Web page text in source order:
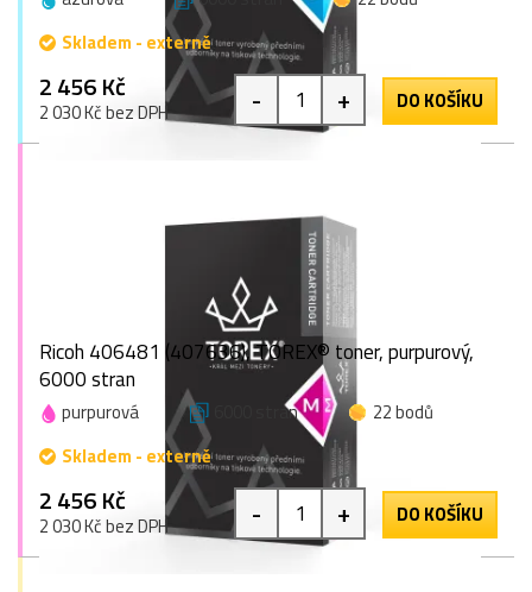
Skladem - externě
2 456 Kč
2 030 Kč bez DPH - + DO KOŠÍKU
Ricoh 406481 (407636), TOREX® toner, purpurový,
6000 stran
purpurová 6000 stran
22 bodů
Skladem - externě
2 456 Kč
2 030 Kč bez DPH - + DO KOŠÍKU